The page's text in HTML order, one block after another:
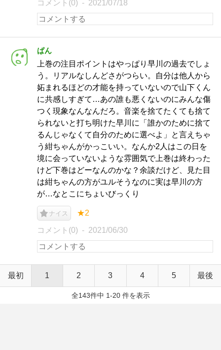
コメント(0) 2021/07/18
ぱん
上巻の注目ポイントはやっぱり早川の過去でしょ
う。リアルなしんどさがつらい。自分は他人から
妬まれるほどの才能を持っていないので山下くん
に共感しすぎて…あの誰も悪くないのにみんな傷
つく現象なんなんだろ。音楽を捨てたくても捨て
られないと打ち明けた早川に「誰かのために捨て
るんじゃなくて自分のために選べよ」と言えちゃ
う紺ちゃんがかっこいい。なんか2人はこの日を
境に会っていないような雰囲気で上巻は終わった
けど下巻はどーなんのかな？余談だけど、見た目
は紺ちゃんの方がユルそうなのに実は早川の方
が…なとこにちょいびっくり
ナイス ★2
コメント(0) 2021/06/30
最初 1 2 3 4 5 最後
全143件中 1-20 件を表示